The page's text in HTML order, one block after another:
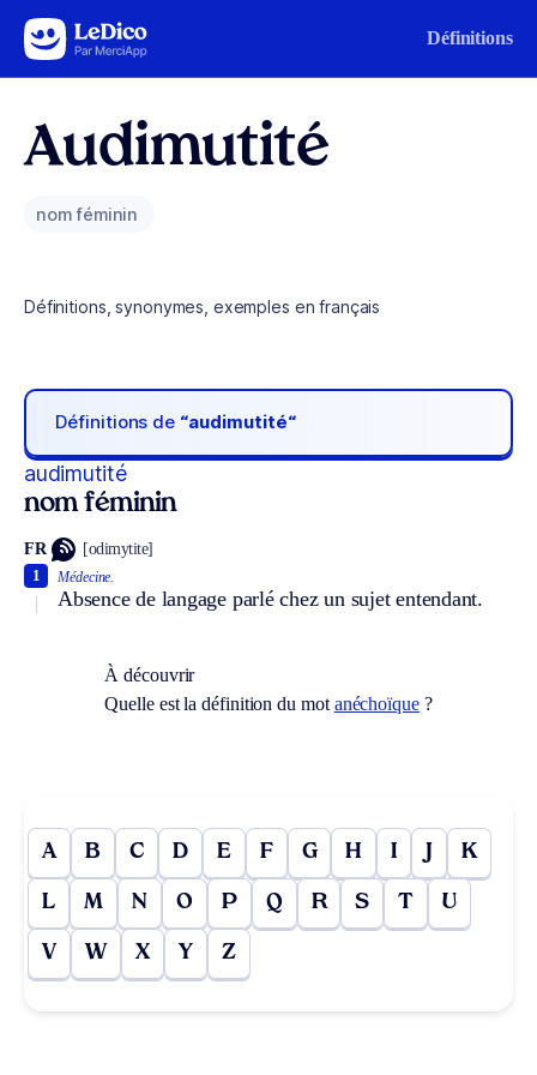
Aller au contenu Définitions
Audimutité
nom féminin
Définitions, synonymes, exemples en français
Définitions de “audimutité“
audimutité
nom féminin
FR [odimytite]
Médecine.
Absence de langage parlé chez un sujet entendant.
1
À découvrir
Quelle est la définition du mot anéchoïque?
A B C D E F G H I J K
L M N O P Q R S T U
V W X Y Z